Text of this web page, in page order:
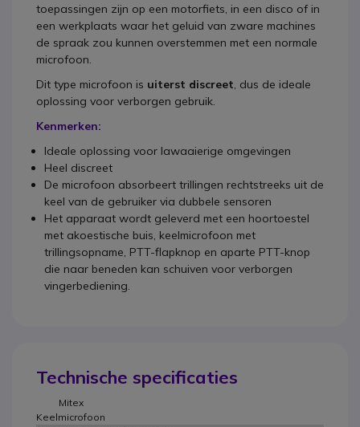
toepassingen zijn op een motorfiets, in een disco of in
een werkplaats waar het geluid van zware machines
de spraak zou kunnen overstemmen met een normale
microfoon.
Dit type microfoon is uiterst discreet, dus de ideale
oplossing voor verborgen gebruik.
Kenmerken:
Ideale oplossing voor lawaaierige omgevingen
Heel discreet
De microfoon absorbeert trillingen rechtstreeks uit de
keel van de gebruiker via dubbele sensoren
Het apparaat wordt geleverd met een hoortoestel
met akoestische buis, keelmicrofoon met
trillingsopname, PTT-flapknop en aparte PTT-knop
die naar beneden kan schuiven voor verborgen
vingerbediening.
Technische specificaties
Mitex
Keelmicrofoon